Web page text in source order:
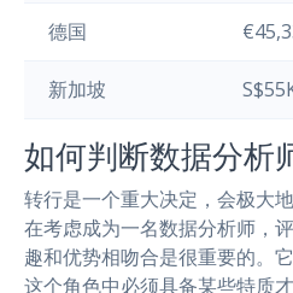
德国
新加坡
如何判断数据分析
转行是一个重大决定，会极大
在考虑成为一名数据分析师，
趣和优势相吻合是很重要的。
这个角色中必须具备某些特质